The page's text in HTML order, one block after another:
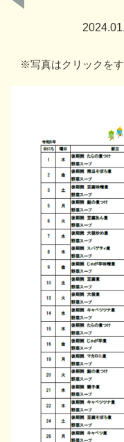
※写真はクリックをす